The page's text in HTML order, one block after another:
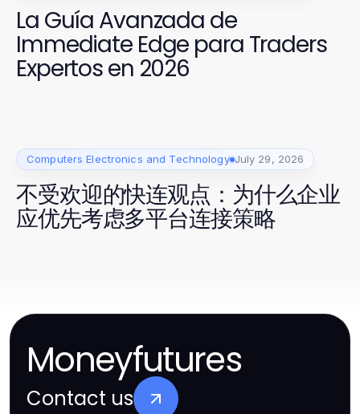
La Guía Avanzada de
Immediate Edge para Traders
Expertos en 2026
Computers Electronics and Technology July 29, 2026
不受欢迎的快连观点：为什么企业
应优先考虑多平台连接策略
Moneyfutures
Contact us